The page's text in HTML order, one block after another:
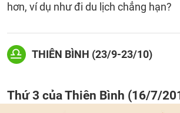
hơn, ví dụ như đi du lịch chẳng hạn?
THIÊN BÌNH (23/9-23/10)
Thứ 3 của Thiên Bình (16/7/